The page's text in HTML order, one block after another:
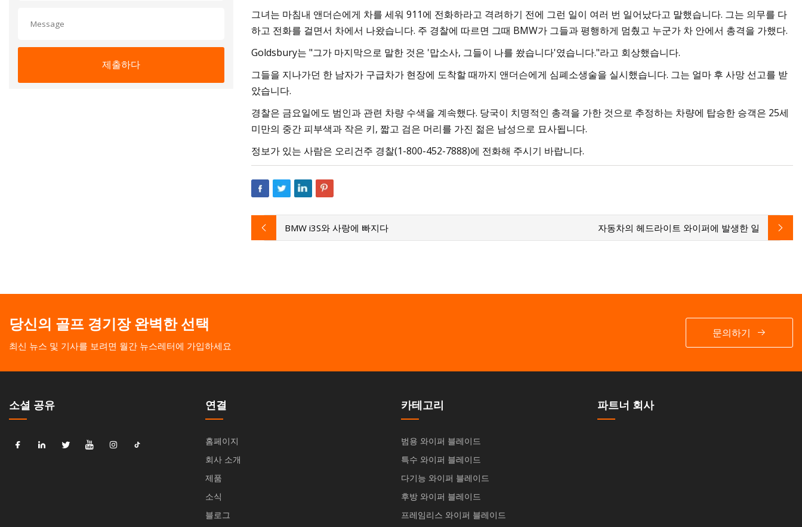
제출하다
그녀는 마침내 앤더슨에게 차를 세워 911에 전화하라고 격려하기 전에 그런 일이 여러 번 일어났다고 말했습니다. 그는 의무를 다
하고 전화를 걸면서 차에서 나왔습니다. 주 경찰에 따르면 그때 BMW가 그들과 평행하게 멈췄고 누군가 차 안에서 총격을 가했다.
Goldsbury는 "그가 마지막으로 말한 것은 '맙소사, 그들이 나를 쐈습니다'였습니다."라고 회상했습니다.
그들을 지나가던 한 남자가 구급차가 현장에 도착할 때까지 앤더슨에게 심폐소생술을 실시했습니다. 그는 얼마 후 사망 선고를 받
았습니다.
경찰은 금요일에도 범인과 관련 차량 수색을 계속했다. 당국이 치명적인 총격을 가한 것으로 추정하는 차량에 탑승한 승객은 25세
미만의 중간 피부색과 작은 키, 짧고 검은 머리를 가진 젊은 남성으로 묘사됩니다.
정보가 있는 사람은 오리건주 경찰(1-800-452-7888)에 전화해 주시기 바랍니다.
BMW i3S와 사랑에 빠지다 자동차의 헤드라이트 와이퍼에 발생한 일
당신의 골프 경기장 완벽한 선택
최신 뉴스 및 기사를 보려면 월간 뉴스레터에 가입하세요
문의하기
소셜 공유 연결
홈페이지
회사 소개
제품
소식
블로그
카테고리
범용 와이퍼 블레이드
특수 와이퍼 블레이드
다기능 와이퍼 블레이드
후방 와이퍼 블레이드
프레임리스 와이퍼 블레이드
파트너 회사